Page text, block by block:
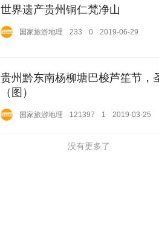
世界遗产贵州铜仁梵净山
国家旅游地理 233 0 2019-06-29
贵州黔东南杨柳塘巴梭芦笙节，
（图）
国家旅游地理 121397 1 2019-03-25
没有更多了